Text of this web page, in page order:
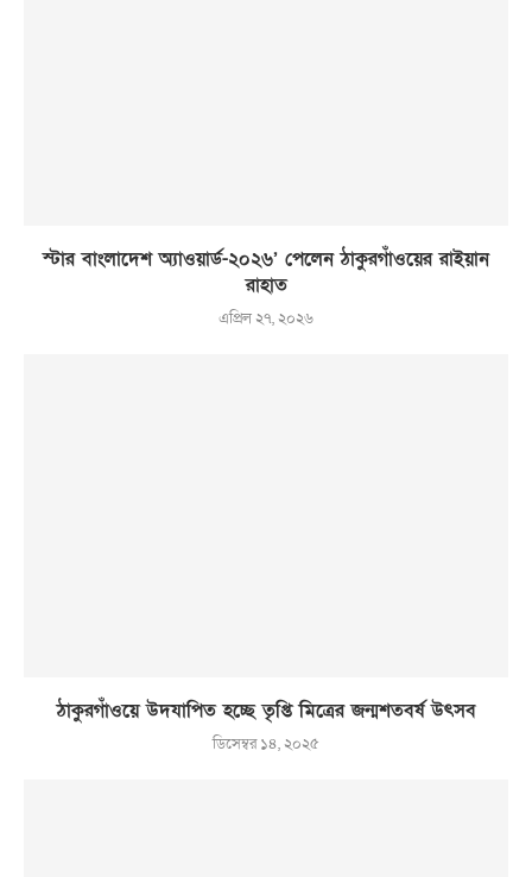
স্টার বাংলাদেশ অ্যাওয়ার্ড-২০২৬’ পেলেন ঠাকুরগাঁওয়ের রাইয়ান
রাহাত
এপ্রিল ২৭, ২০২৬
ঠাকুরগাঁওয়ে উদযাপিত হচ্ছে তৃপ্তি মিত্রের জন্মশতবর্ষ উৎসব
ডিসেম্বর ১৪, ২০২৫